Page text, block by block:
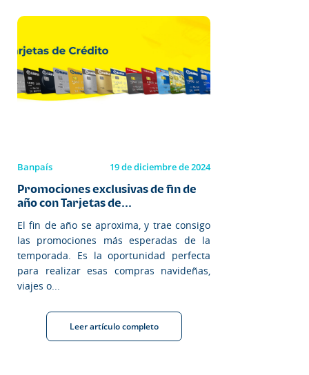
Banpaís 19 de diciembre de 2024
Promociones exclusivas de fin de
año con Tarjetas de...
El fin de año se aproxima, y trae consigo
las promociones más esperadas de la
temporada. Es la oportunidad perfecta
para realizar esas compras navideñas,
viajes o...
Leer artículo completo